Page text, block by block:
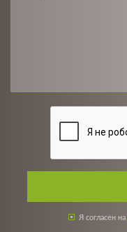
Я согласен на